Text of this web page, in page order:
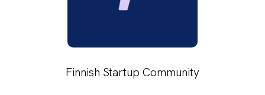
Finnish Startup Community